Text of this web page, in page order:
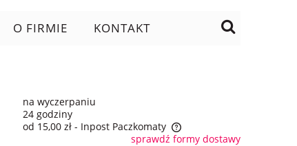
O FIRMIE
KONTAKT
na wyczerpaniu
24 godziny
od 15,00 zł - Inpost Paczkomaty
sprawdź formy dostawy